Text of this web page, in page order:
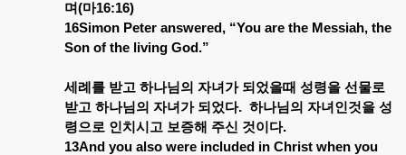
며(마16:16)
16Simon Peter answered, “You are the Messiah, the
Son of the living God.”
세례를 받고 하나님의 자녀가 되었을때 성령을 선물로
받고 하나님의 자녀가 되었다. 하나님의 자녀인것을 성
령으로 인치시고 보증해 주신 것이다.
13And you also were included in Christ when you